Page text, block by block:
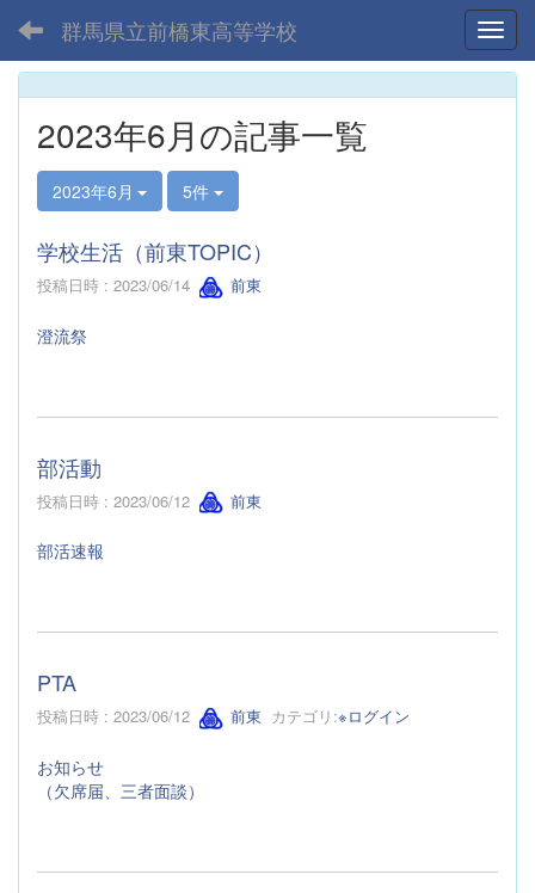
群馬県立前橋東高等学校
2023年6月の記事一覧
2023年6月 5件
学校生活（前東TOPIC）
投稿日時 : 2023/06/14 前東
澄流祭
部活動
投稿日時 : 2023/06/12 前東
部活速報
PTA
投稿日時 : 2023/06/12 前東 カテゴリ:※ログイン
お知らせ
（欠席届、三者面談）